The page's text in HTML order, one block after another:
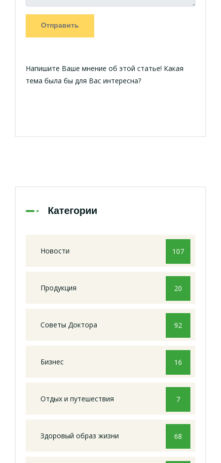
Отправить
Напишите Ваше мнение об этой статье! Какая
тема была бы для Вас интересна?
Категории
Новости 107
Продукция 20
Советы Доктора 92
Бизнес 16
Отдых и путешествия 7
Здоровый образ жизни 68